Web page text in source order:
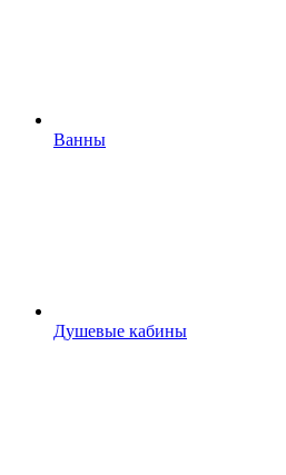
Ванны
Душевые кабины